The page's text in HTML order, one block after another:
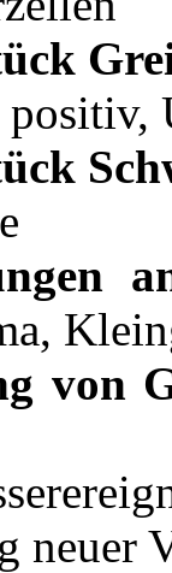
positiv,
von
neuer